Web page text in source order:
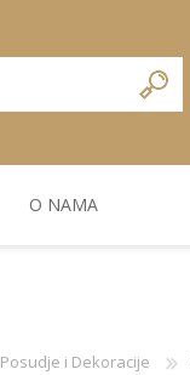
O NAMA
Posudje i Dekoracije